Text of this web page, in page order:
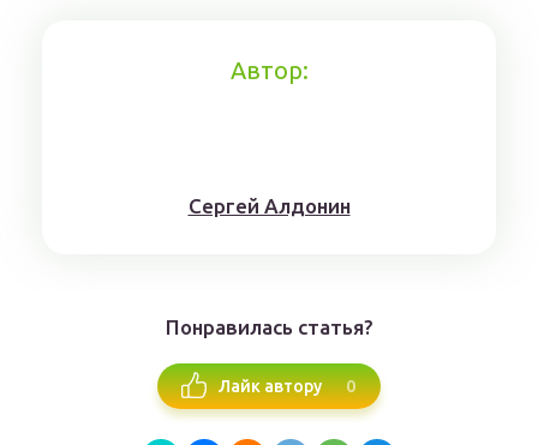
Автор:
Сергей Алдонин
Понравилась статья?
Лайк автору 0